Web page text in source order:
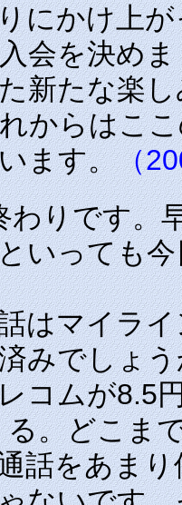
にかけ上
会を決め
新たな楽
からはこ
ます。（
わりです。
いっても
はマイラ
みでしょ
コムが8.5
る。どこま
話をあま